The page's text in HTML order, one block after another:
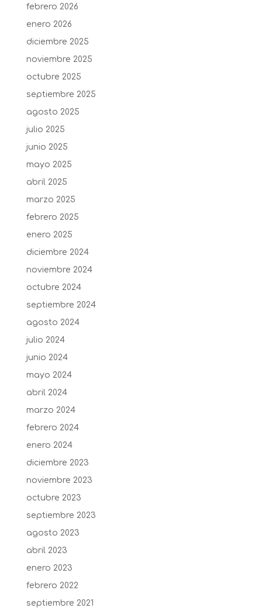
febrero 2026
enero 2026
diciembre 2025
noviembre 2025
octubre 2025
septiembre 2025
agosto 2025
julio 2025
junio 2025
mayo 2025
abril 2025
marzo 2025
febrero 2025
enero 2025
diciembre 2024
noviembre 2024
octubre 2024
septiembre 2024
agosto 2024
julio 2024
junio 2024
mayo 2024
abril 2024
marzo 2024
febrero 2024
enero 2024
diciembre 2023
noviembre 2023
octubre 2023
septiembre 2023
agosto 2023
abril 2023
enero 2023
febrero 2022
septiembre 2021